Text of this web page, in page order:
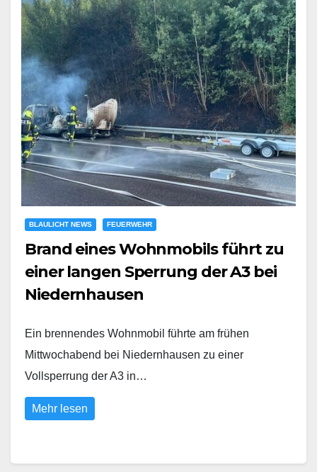
BLAULICHT NEWS FEUERWEHR
Brand eines Wohnmobils führt zu
einer langen Sperrung der A3 bei
Niedernhausen
Ein brennendes Wohnmobil führte am frühen
Mittwochabend bei Niedernhausen zu einer
Vollsperrung der A3 in…
Mehr lesen